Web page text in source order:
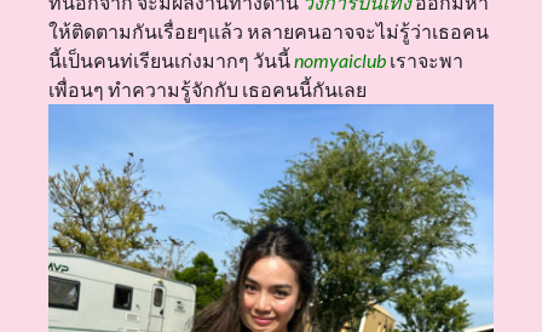
ให้ติดตามกันเรื่อยๆแล้ว หลายคนอาจจะไม่รู้ว่าเธอคน
นี้เป็นคนท่เรียนเก่งมากๆ วันนี้nomyaiclub เราจะพา
เพื่อนๆ ทำความรู้จักกับ เธอคนนี้กันเลย